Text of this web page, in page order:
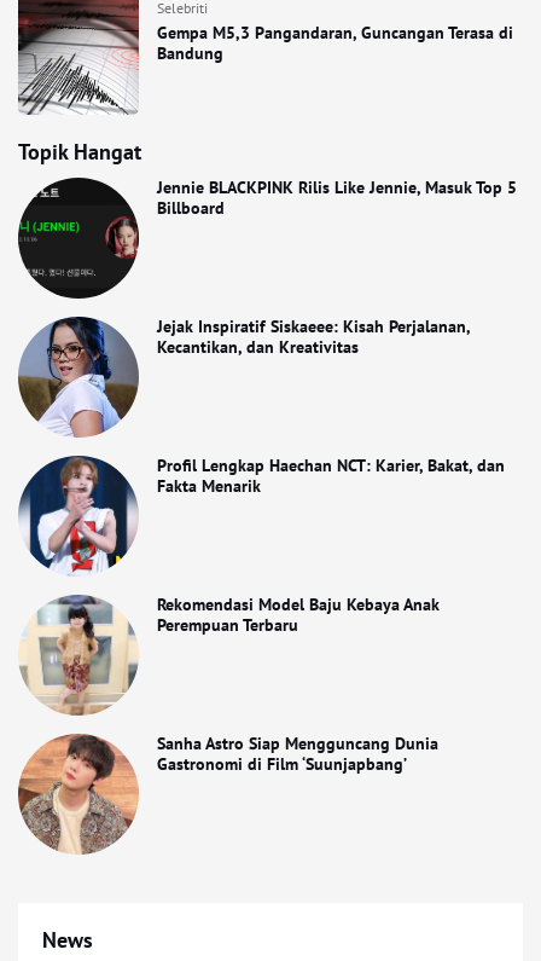
Selebriti
Gempa M5,3 Pangandaran, Guncangan Terasa di
Bandung
Topik Hangat
Jennie BLACKPINK Rilis Like Jennie, Masuk Top 5
Billboard
Jejak Inspiratif Siskaeee: Kisah Perjalanan,
Kecantikan, dan Kreativitas
Profil Lengkap Haechan NCT: Karier, Bakat, dan
Fakta Menarik
Rekomendasi Model Baju Kebaya Anak
Perempuan Terbaru
Sanha Astro Siap Mengguncang Dunia
Gastronomi di Film ‘Suunjapbang’
News